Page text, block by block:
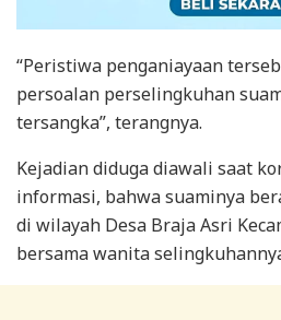
“Peristiwa penganiayaan
persoalan perselingkuhan
tersangka”, terangnya.
Kejadian diduga diawali saat
informasi, bahwa suaminya
di wilayah Desa Braja Asri
bersama wanita